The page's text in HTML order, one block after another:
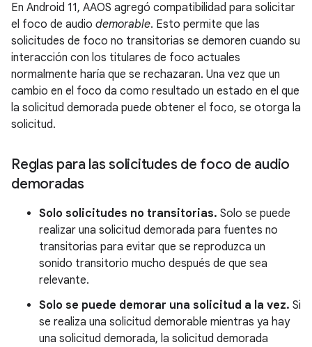
En Android 11, AAOS agregó compatibilidad para solicitar
el foco de audio demorable. Esto permite que las
solicitudes de foco no transitorias se demoren cuando su
interacción con los titulares de foco actuales
normalmente haría que se rechazaran. Una vez que un
cambio en el foco da como resultado un estado en el que
la solicitud demorada puede obtener el foco, se otorga la
solicitud.
Reglas para las solicitudes de foco de audio
demoradas
Solo solicitudes no transitorias. Solo se puede
realizar una solicitud demorada para fuentes no
transitorias para evitar que se reproduzca un
sonido transitorio mucho después de que sea
relevante.
Solo se puede demorar una solicitud a la vez. Si
se realiza una solicitud demorable mientras ya hay
una solicitud demorada, la solicitud demorada